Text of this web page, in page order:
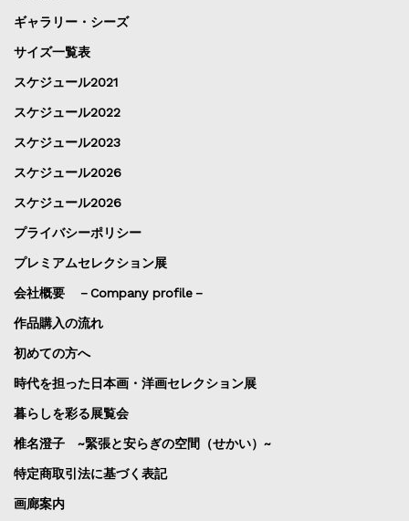
ギャラリー・シーズ
サイズ一覧表
スケジュール2021
スケジュール2022
スケジュール2023
スケジュール2026
スケジュール2026
プライバシーポリシー
プレミアムセレクション展
会社概要 －Company profile－
作品購入の流れ
初めての方へ
時代を担った日本画・洋画セレクション展
暮らしを彩る展覧会
椎名澄子 ~緊張と安らぎの空間（せかい）~
特定商取引法に基づく表記
画廊案内